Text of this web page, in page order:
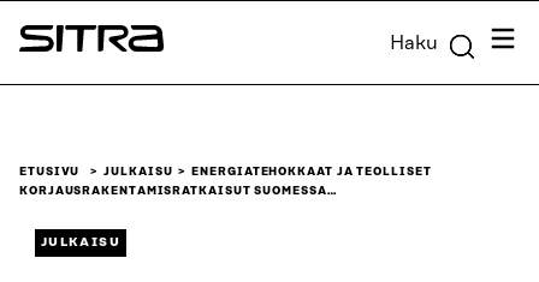
Siirry
suoraan
Sitra Haku
ETUSIVU JULKAISU
ENERGIATEHOKKAAT JA TEOLLISET
KORJAUSRAKENTAMISRATKAISUT SUOMESSA…
JULKAISU